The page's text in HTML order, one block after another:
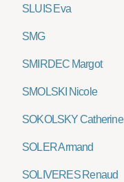
SLUIS Eva
SMG
SMIRDEC Margot
SMOLSKI Nicole
SOKOLSKY Catherine
SOLER Armand
SOLIVERES Renaud